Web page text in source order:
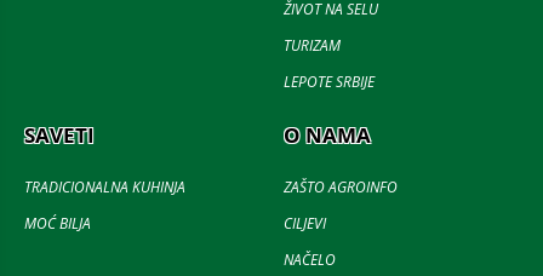
ŽIVOT NA SELU
TURIZAM
LEPOTE SRBIJE
SAVETI
TRADICIONALNA KUHINJA
MOĆ BILJA
O NAMA
ZAŠTO AGROINFO
CILJEVI
NAČELO